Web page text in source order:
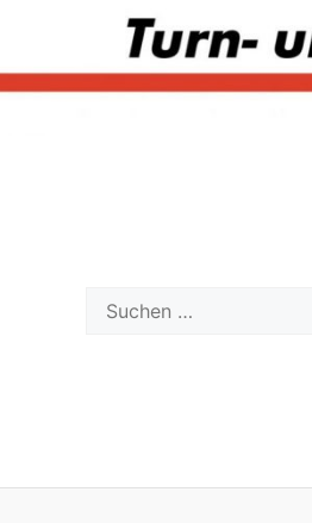
Suchen nach: